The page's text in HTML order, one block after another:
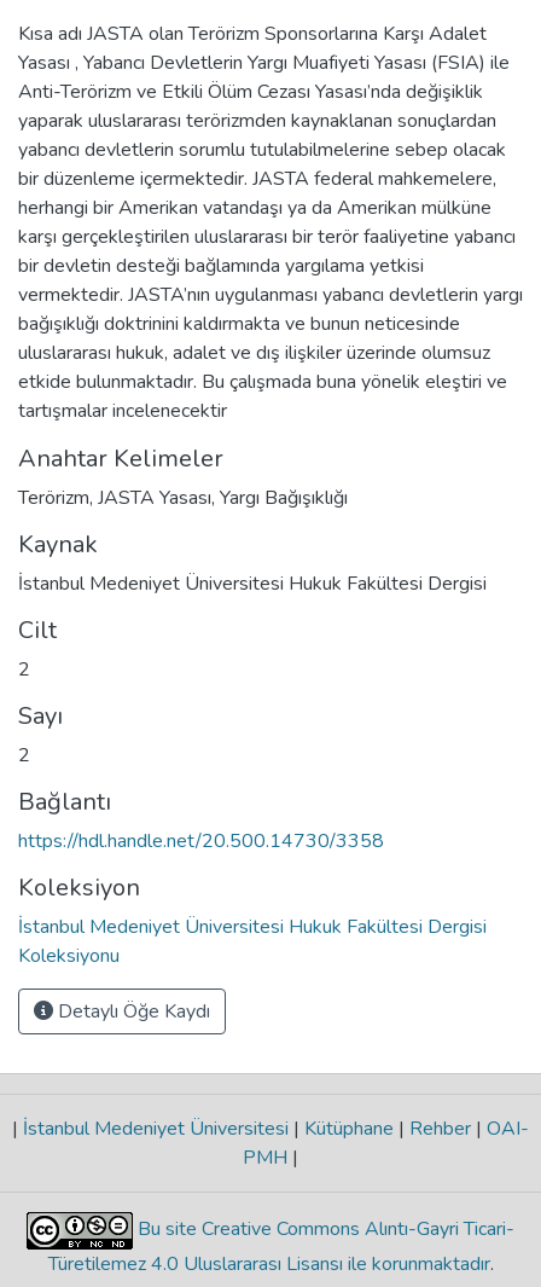
Kısa adı JASTA olan Terörizm Sponsorlarına Karşı Adalet
Yasası , Yabancı Devletlerin Yargı Muafiyeti Yasası (FSIA) ile
Anti-Terörizm ve Etkili Ölüm Cezası Yasası’nda değişiklik
yaparak uluslararası terörizmden kaynaklanan sonuçlardan
yabancı devletlerin sorumlu tutulabilmelerine sebep olacak
bir düzenleme içermektedir. JASTA federal mahkemelere,
herhangi bir Amerikan vatandaşı ya da Amerikan mülküne
karşı gerçekleştirilen uluslararası bir terör faaliyetine yabancı
bir devletin desteği bağlamında yargılama yetkisi
vermektedir. JASTA’nın uygulanması yabancı devletlerin yargı
bağışıklığı doktrinini kaldırmakta ve bunun neticesinde
uluslararası hukuk, adalet ve dış ilişkiler üzerinde olumsuz
etkide bulunmaktadır. Bu çalışmada buna yönelik eleştiri ve
tartışmalar incelenecektir
Anahtar Kelimeler
Terörizm, JASTA Yasası, Yargı Bağışıklığı
Kaynak
İstanbul Medeniyet Üniversitesi Hukuk Fakültesi Dergisi
Cilt
2
Sayı
2
Bağlantı
https://hdl.handle.net/20.500.14730/3358
Koleksiyon
İstanbul Medeniyet Üniversitesi Hukuk Fakültesi Dergisi
Koleksiyonu
Detaylı Öğe Kaydı
| İstanbul Medeniyet Üniversitesi | Kütüphane | Rehber | OAI-
PMH |
Bu site Creative Commons Alıntı-Gayri Ticari-
Türetilemez 4.0 Uluslararası Lisansı ile korunmaktadır.